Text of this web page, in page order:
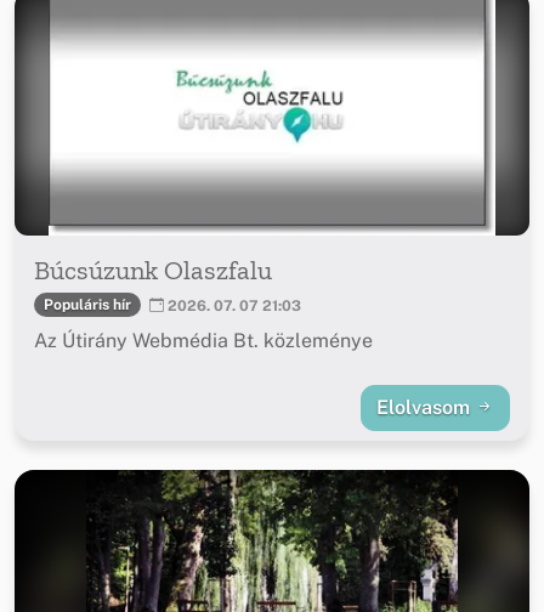
Búcsúzunk Olaszfalu
Populáris hír 2026. 07. 07 21:03
Az Útirány Webmédia Bt. közleménye
Elolvasom